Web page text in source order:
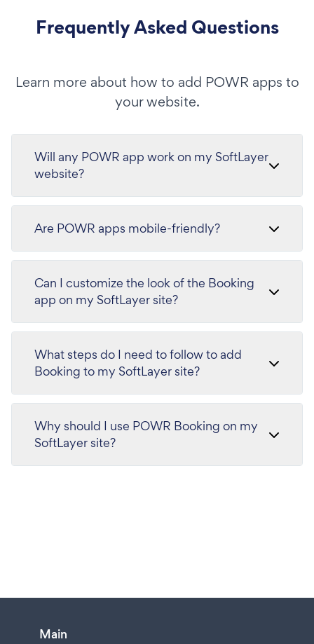
Frequently Asked Questions
Learn more about how to add POWR apps to
your website.
Will any POWR app work on my SoftLayer
website?
Are POWR apps mobile-friendly?
Can I customize the look of the Booking
app on my SoftLayer site?
What steps do I need to follow to add
Booking to my SoftLayer site?
Why should I use POWR Booking on my
SoftLayer site?
Main